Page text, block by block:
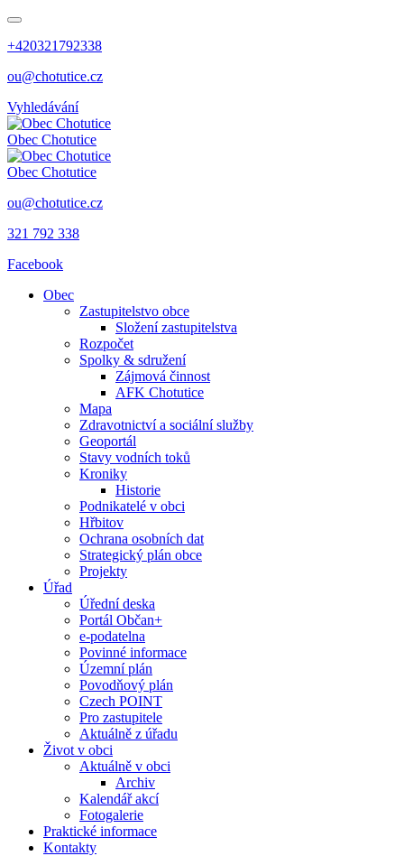
+420321792338
ou@chotutice.cz
Vyhledávání
Obec Chotutice
Obec Chotutice
ou@chotutice.cz
321 792 338
Facebook
Obec
Zastupitelstvo obce
Složení zastupitelstva
Rozpočet
Spolky & sdružení
Zájmová činnost
AFK Chotutice
Mapa
Zdravotnictví a sociální služby
Geoportál
Stavy vodních toků
Kroniky
Historie
Podnikatelé v obci
Hřbitov
Ochrana osobních dat
Strategický plán obce
Projekty
Úřad
Úřední deska
Portál Občan+
e-podatelna
Povinné informace
Územní plán
Povodňový plán
Czech POINT
Pro zastupitele
Aktuálně z úřadu
Život v obci
Aktuálně v obci
Archiv
Kalendář akcí
Fotogalerie
Praktické informace
Kontakty